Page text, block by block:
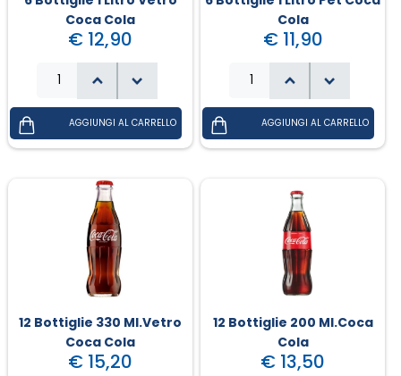
Campania - Basilicata - Calabria
Sicilia - Sardegna
Francia
Sanpellegrino
Cialde Lavazza compatibili Nespresso®*
Confetture, miele, creme di cacao
Latte
Pomodoro
Igiene e cura persona
Igiene e pulizia
Prodotti di carta e plastica
Prodotti per animali
Carta ufficio e stampanti
Diffusori-Profumatori-Deodoranti-
Coca Cola
€ 12,90
Cola
€ 11,90
12 Bottiglie 330 Ml.vetro
Coca Cola
€ 15,20
12 Bottiglie 200 Ml.Coca
Cola
€ 13,50